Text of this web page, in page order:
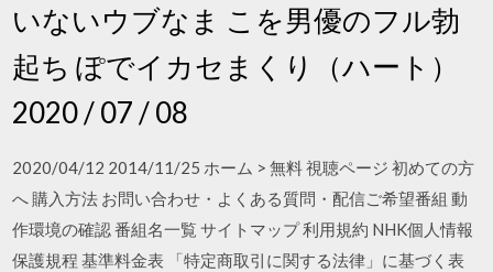
いないウブなま こを男優のフル勃
起ち ぽでイカセまくり（ハート）
2020 / 07 / 08
2020/04/12 2014/11/25 ホーム > 無料 視聴ページ 初めての方
へ 購入方法 お問い合わせ・よくある質問・配信ご希望番組 動
作環境の確認 番組名一覧 サイトマップ 利用規約 NHK個人情報
保護規程 基準料金表 「特定商取引に関する法律」に基づく表